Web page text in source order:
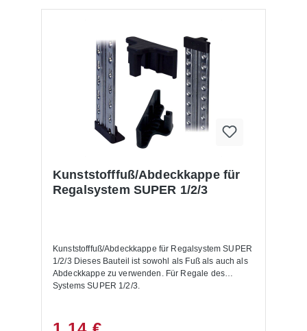
der erste Boden max. 200 mm von unten montiert
Kunststofffuß/Abdeckkappe für
Regalsystem SUPER 1/2/3
Kunststofffuß/Abdeckkappe für Regalsystem SUPER
1/2/3 Dieses Bauteil ist sowohl als Fuß als auch als
Abdeckkappe zu verwenden. Für Regale des
Systems SUPER 1/2/3.